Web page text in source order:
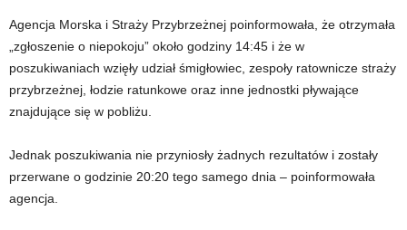
Agencja Morska i Straży Przybrzeżnej poinformowała, że ​​otrzymała
„zgłoszenie o niepokoju” około godziny 14:45 i że w
poszukiwaniach wzięły udział śmigłowiec, zespoły ratownicze straży
przybrzeżnej, łodzie ratunkowe oraz inne jednostki pływające
znajdujące się w pobliżu.
Jednak poszukiwania nie przyniosły żadnych rezultatów i zostały
przerwane o godzinie 20:20 tego samego dnia – poinformowała
agencja.